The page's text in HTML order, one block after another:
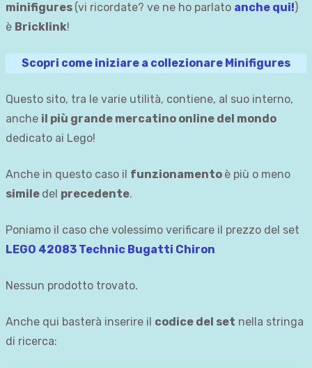
minifigures (vi ricordate? ve ne ho parlato anche qui!)
è Bricklink!
Scopri come iniziare a collezionare Minifigures
Questo sito, tra le varie utilità, contiene, al suo interno,
anche il più grande mercatino online del mondo
dedicato ai Lego!
Anche in questo caso il funzionamento è più o meno
simile del precedente.
Poniamo il caso che volessimo verificare il prezzo del set
LEGO 42083 Technic Bugatti Chiron
Nessun prodotto trovato.
Anche qui basterà inserire il codice del set nella stringa
di ricerca: